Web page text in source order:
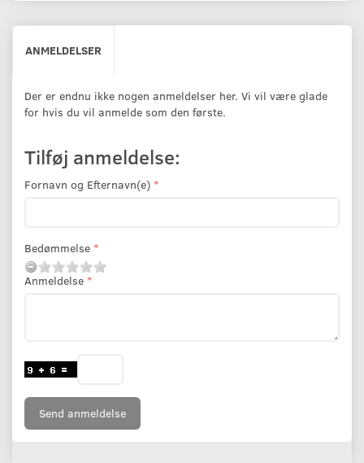
ANMELDELSER
Der er endnu ikke nogen anmeldelser her. Vi vil være glade
for hvis du vil anmelde som den første.
Tilføj anmeldelse:
Fornavn og Efternavn(e)
Bedømmelse
Anmeldelse
Send anmeldelse